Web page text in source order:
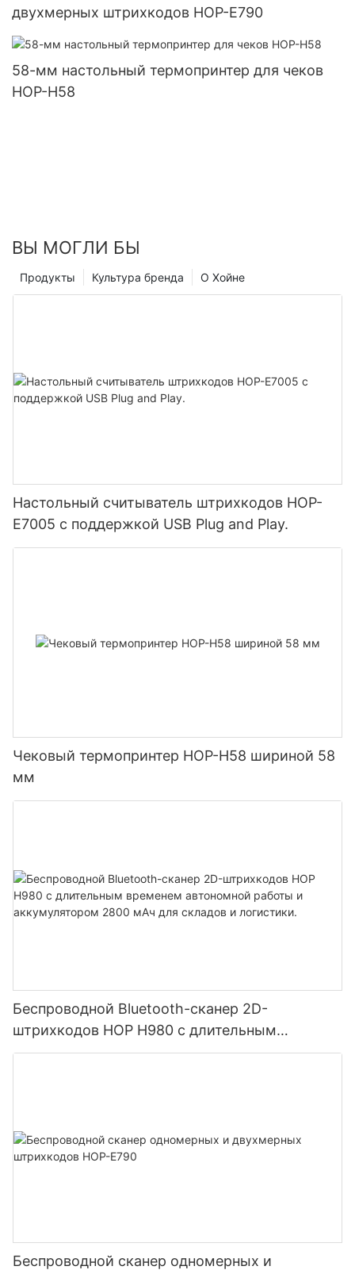
двухмерных штрихкодов HOP-E790
58-мм настольный термопринтер для чеков
HOP-H58
ВЫ МОГЛИ БЫ
О Хойне
Культура бренда
Продукты
Настольный считыватель штрихкодов HOP-
E7005 с поддержкой USB Plug and Play.
Чековый термопринтер HOP-H58 шириной 58
мм
Беспроводной Bluetooth-сканер 2D-
штрихкодов HOP H980 с длительным
временем автономной работы и
Беспроводной сканер одномерных и